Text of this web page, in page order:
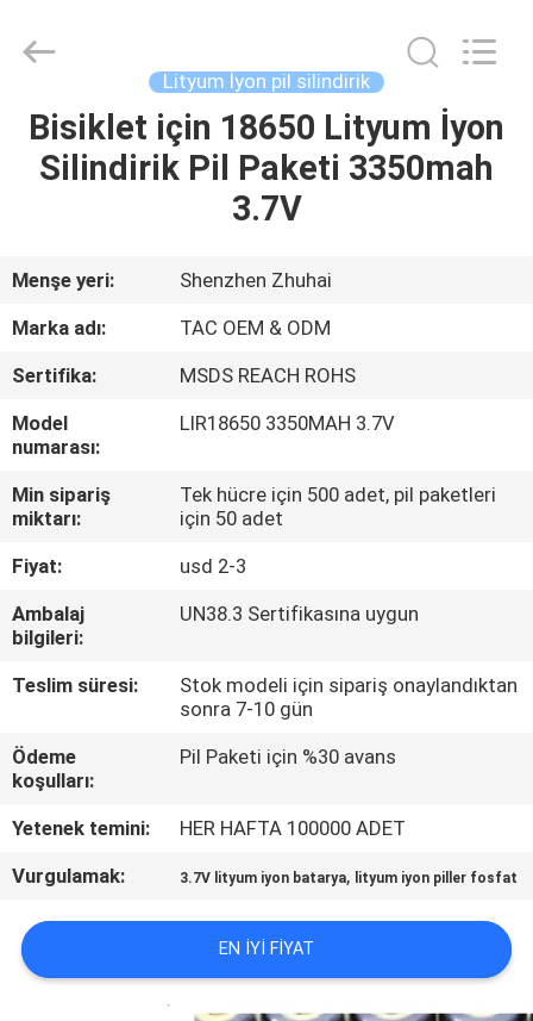
EV
VİDEOLAR
HAKKIMIZDA
TURU
KALITE
KONTROL
BIZIMLE
ILETIŞIME
GEÇIN
HABERLER
VAKALAR
Energy
Technology
Rights
Reserved.
Lityum İyon pil silindirik
Bisiklet için 18650 Lityum İyon
Silindirik Pil Paketi 3350mah
3.7V
Menşe yeri:
Shenzhen Zhuhai
Marka adı:
TAC OEM & ODM
Sertifika:
MSDS REACH ROHS
Model
numarası:
LIR18650 3350MAH 3.7V
Min sipariş
miktarı:
Tek hücre için 500 adet, pil paketleri
için 50 adet
Fiyat:
usd 2-3
Ambalaj
bilgileri:
UN38.3 Sertifikasına uygun
Teslim süresi:
Stok modeli için sipariş onaylandıktan
sonra 7-10 gün
Ödeme
koşulları:
Pil Paketi için %30 avans
Yetenek temini:
HER HAFTA 100000 ADET
Vurgulamak:
3.7V lityum iyon batarya, lityum iyon piller fosfat
EN IYI FIYAT